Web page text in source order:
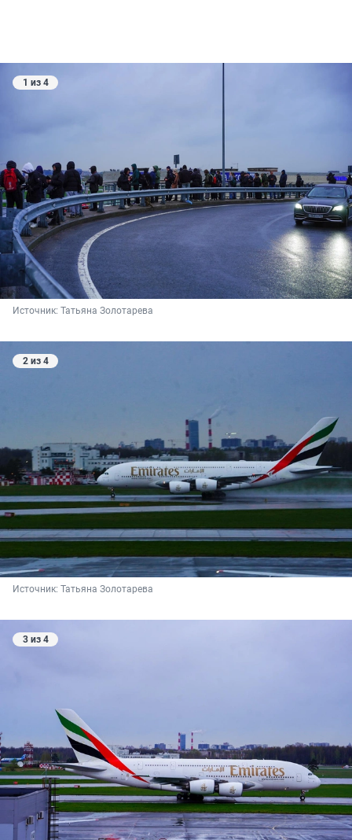
1 из 4
Источник: Татьяна Золотарева
2 из 4
Источник: Татьяна Золотарева
3 из 4